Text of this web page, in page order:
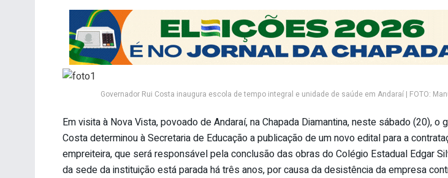
Governador Rui Costa inaugura escola de tempo integral e unidade de saúde em Andaraí | FOTO:
Em visita à Nova Vista, povoado de Andaraí, na Chapada Diamantina, neste sábado (20), o
Costa determinou à Secretaria de Educação a publicação de um novo edital para a
empreiteira, que será responsável pela conclusão das obras do Colégio Estadual Edgar
da sede da instituição está parada há três anos, por causa da desistência da empresa